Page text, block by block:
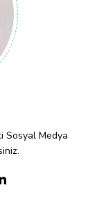
Sosyal Medya